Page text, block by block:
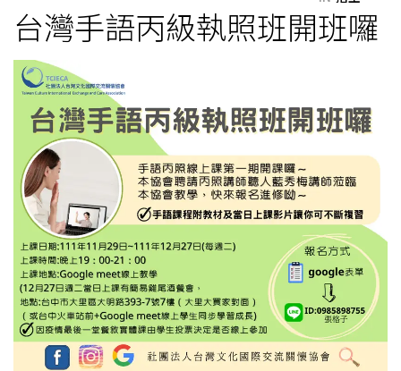
台灣手語丙級執照班開班囉